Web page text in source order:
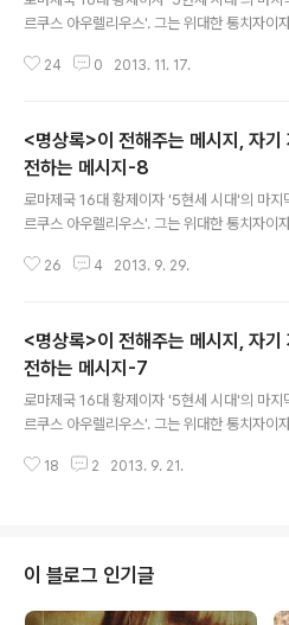
르쿠스 아우렐리우스'. 그는 위대한 통치자이
또한 스토아 학파의 철학자이기도 했는데, 그
로 계속될 '이 전해주는 메시지, 자기 자신에게
지' 기대해 주시길. ' 1. 악은 무엇인가? 당신이
는 것이다. 무슨 일이 일어나든 그것은 자주
잊지 말라. 천상천하 어디를 보아도 동일한 것
고 있고 현재의 도시들과 집들도 가득 채우고
24 0 2013. 11. 17.
<명상록>이 전해주는 메시지, 자기
전하는 메시지-8
로마제국 16대 황제이자 '5현세 시대'의 마지
르쿠스 아우렐리우스'. 그는 위대한 통치자이
또한 스토아 학파의 철학자이기도 했는데, 그
로 계속될 '이 전해주는 메시지, 자기 자신에게
지' 기대해 주시길. 1. 당신이 의무를 수행하고
따뜻하든, 졸리든 숙면을 했든, 악평을 듣든 칭
죽음에 직면했든 그 밖의 다른 일에 직면했든
문이다. 그렇다면 이러한 행위에 있어서도 눈
26 4 2013. 9. 29.
<명상록>이 전해주는 메시지, 자기
전하는 메시지-7
로마제국 16대 황제이자 '5현세 시대'의 마지
르쿠스 아우렐리우스'. 그는 위대한 통치자이
또한 스토아 학파의 철학자이기도 했는데, 그
지' 기대해 주시길. 1. 단순한 개인이 아니라 인
개인에게 속하지 않는 일에 대해서는 특별한
이지 말라. 이러한 일은 인간에 대해 요구되는
18 2 2013. 9. 21.
이 블로그 인기글